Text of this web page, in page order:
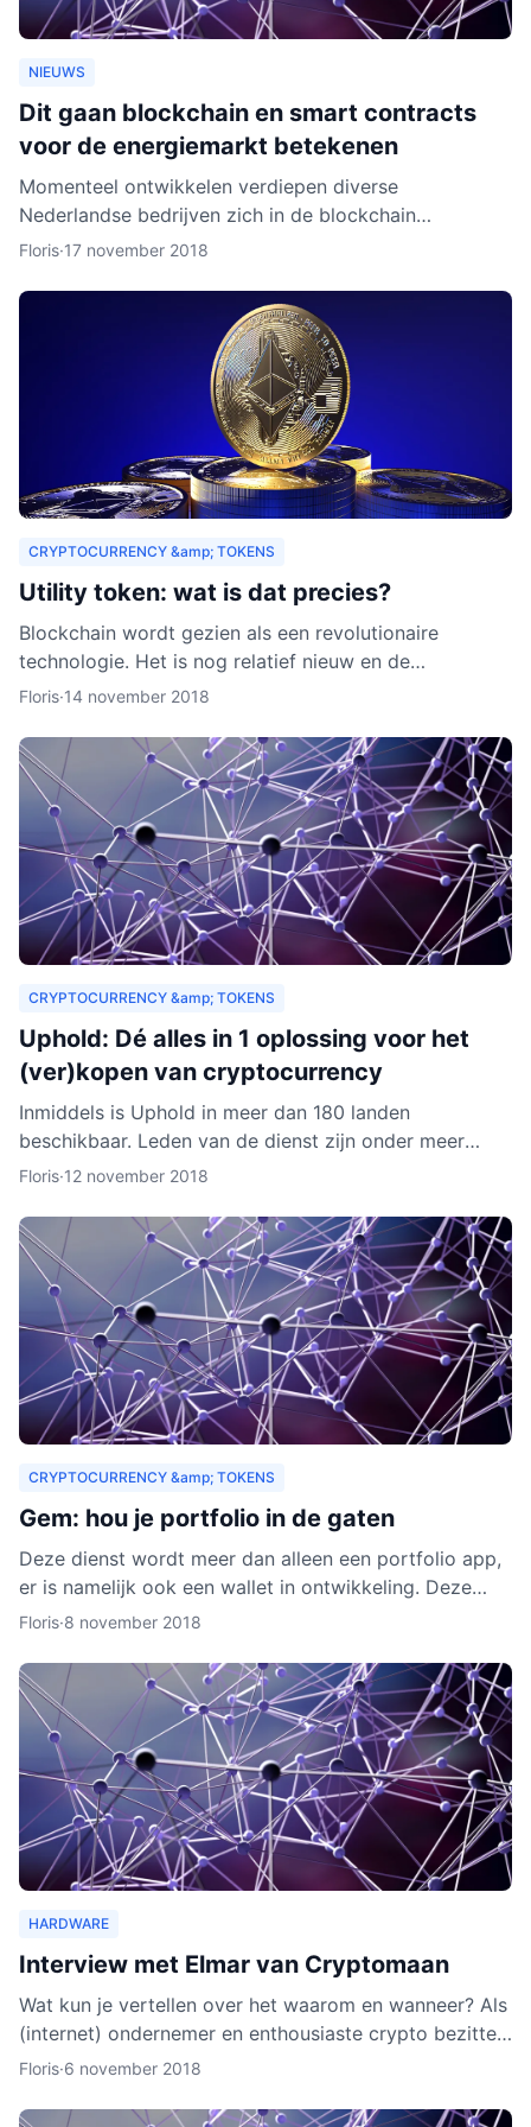
NIEUWS
Dit gaan blockchain en smart contracts
voor de energiemarkt betekenen
Momenteel ontwikkelen verdiepen diverse
Nederlandse bedrijven zich in de blockchain
technologie. Enkele daarvan, zoals BlockLab uit
Floris·17 november 2018
CRYPTOCURRENCY &amp; TOKENS
Utility token: wat is dat precies?
Blockchain wordt gezien als een revolutionaire
technologie. Het is nog relatief nieuw en de
verwachting is dat het zich de komende jaren verder
Floris·14 november 2018
CRYPTOCURRENCY &amp; TOKENS
Uphold: Dé alles in 1 oplossing voor het
(ver)kopen van cryptocurrency
Inmiddels is Uphold in meer dan 180 landen
beschikbaar. Leden van de dienst zijn onder meer
bedrijven, ontwikkelaars, particulieren, ngo’s en non-
Floris·12 november 2018
CRYPTOCURRENCY &amp; TOKENS
Gem: hou je portfolio in de gaten
Deze dienst wordt meer dan alleen een portfolio app,
er is namelijk ook een wallet in ontwikkeling. Deze
wallet gaat verschillende cryptocurrencies en token
Floris·8 november 2018
HARDWARE
Interview met Elmar van Cryptomaan
Wat kun je vertellen over het waarom en wanneer? Als
(internet) ondernemer en enthousiaste crypto bezitter
was het een logische keuze om de webshop te
Floris·6 november 2018